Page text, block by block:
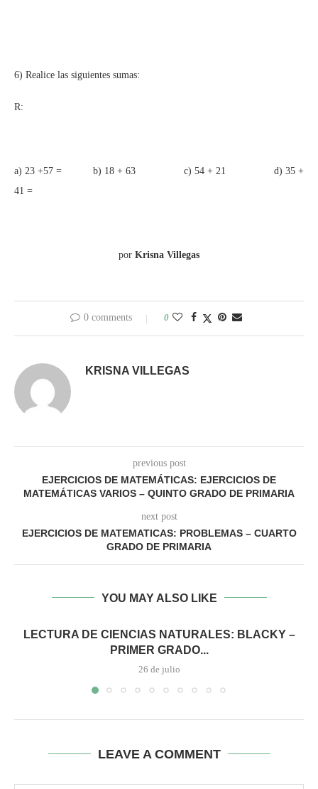
6) Realice las siguientes sumas:
R:
a) 23 +57 = b) 18 + 63 c) 54 + 21 d) 35 +
41 =
por Krisna Villegas
0 comments 0
KRISNA VILLEGAS
previous post
EJERCICIOS DE MATEMÁTICAS: EJERCICIOS DE
MATEMÁTICAS VARIOS – QUINTO GRADO DE PRIMARIA
next post
EJERCICIOS DE MATEMATICAS: PROBLEMAS – CUARTO
GRADO DE PRIMARIA
YOU MAY ALSO LIKE
LECTURA DE CIENCIAS NATURALES: BLACKY –
PRIMER GRADO...
26 de julio
LEAVE A COMMENT